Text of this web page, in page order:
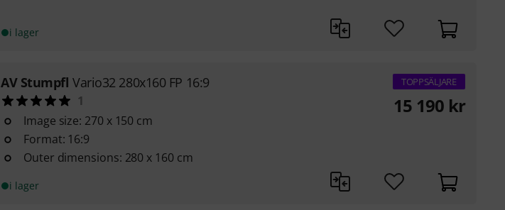
i lager
AV Stumpfl Vario32 280x160 FP 16:9
1
Image size: 270 x 150 cm
Format: 16:9
Outer dimensions: 280 x 160 cm
i lager
TOPPSÄLJARE
15 190 kr